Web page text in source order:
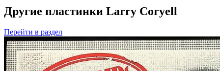
Другие пластинки Larry Coryell
Перейти в раздел